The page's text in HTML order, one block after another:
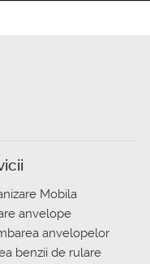
Mobila
anvelope
anvelopelor
benzii de rulare